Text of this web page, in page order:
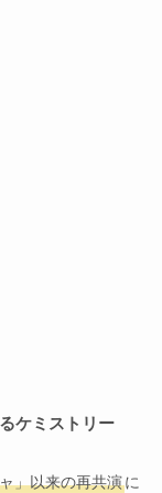
ケミストリー
」以来の再共演に